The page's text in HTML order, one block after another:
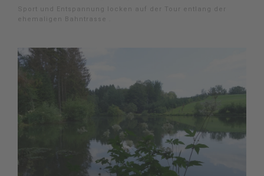
Sport und Entspannung locken auf der Tour entlang der
ehemaligen Bahntrasse .